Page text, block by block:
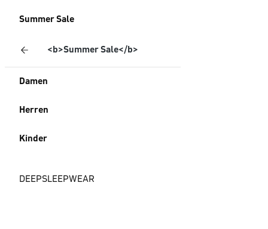
Summer Sale
<b>Summer Sale</b>
Damen
Herren
Kinder
DEEPSLEEPWEAR